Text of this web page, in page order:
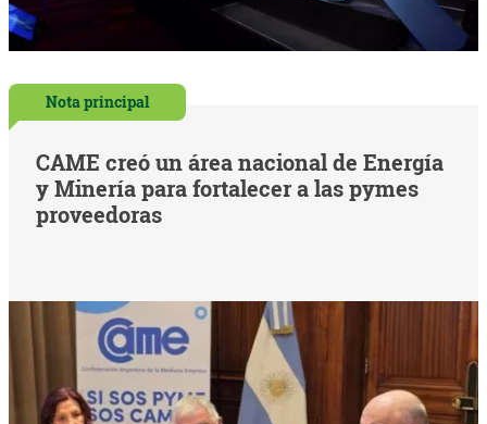
Nota principal
CAME creó un área nacional de Energía
y Minería para fortalecer a las pymes
proveedoras